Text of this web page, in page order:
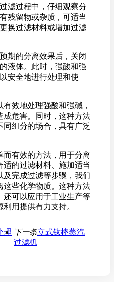
滤过程中，仔细观察分
残留物或杂质，可适当
换过滤材料或增加过滤
期的分离效果后，关闭
液体。此时，强酸和强
安全地进行处理和使
效地处理强酸和强碱，
成危害。同时，这种方法
同组分的场合，具有广泛
而有效的方法，用于分离
适的过滤材料、施加适当
及完成过滤等步骤，我们
这些化学物质。这种方法
还可以应用于工业生产等
用提供有力支持。
理 下一条立式钛棒蒸汽
过滤机